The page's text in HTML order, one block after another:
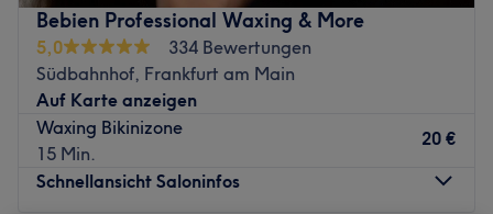
Bebien Professional Waxing & More
5,0
334 Bewertungen
Südbahnhof, Frankfurt am Main
Auf Karte anzeigen
Waxing Bikinizone
15 Min.
20 €
Schnellansicht Saloninfos